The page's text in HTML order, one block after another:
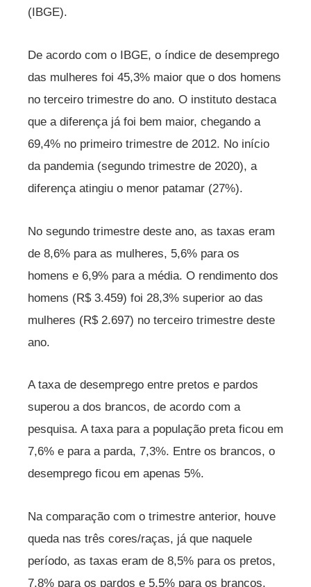
(IBGE).
De acordo com o IBGE, o índice de desemprego
das mulheres foi 45,3% maior que o dos homens
no terceiro trimestre do ano. O instituto destaca
que a diferença já foi bem maior, chegando a
69,4% no primeiro trimestre de 2012. No início
da pandemia (segundo trimestre de 2020), a
diferença atingiu o menor patamar (27%).
No segundo trimestre deste ano, as taxas eram
de 8,6% para as mulheres, 5,6% para os
homens e 6,9% para a média. O rendimento dos
homens (R$ 3.459) foi 28,3% superior ao das
mulheres (R$ 2.697) no terceiro trimestre deste
ano.
A taxa de desemprego entre pretos e pardos
superou a dos brancos, de acordo com a
pesquisa. A taxa para a população preta ficou em
7,6% e para a parda, 7,3%. Entre os brancos, o
desemprego ficou em apenas 5%.
Na comparação com o trimestre anterior, houve
queda nas três cores/raças, já que naquele
período, as taxas eram de 8,5% para os pretos,
7,8% para os pardos e 5,5% para os brancos.